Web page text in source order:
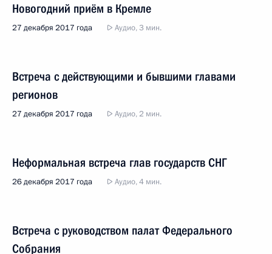
Новогодний приём в Кремле
27 декабря 2017 года Аудио, 3 мин.
Встреча с действующими и бывшими главами
регионов
27 декабря 2017 года Аудио, 2 мин.
Неформальная встреча глав государств СНГ
26 декабря 2017 года Аудио, 4 мин.
Встреча с руководством палат Федерального
Собрания